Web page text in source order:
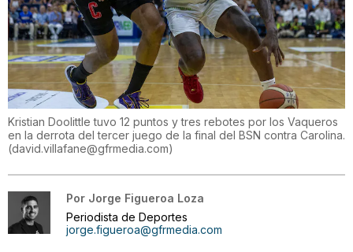
Kristian Doolittle tuvo 12 puntos y tres rebotes por los Vaqueros
en la derrota del tercer juego de la final del BSN contra Carolina.
(david.villafane@gfrmedia.com)
Por Jorge Figueroa Loza
Periodista de Deportes
jorge.figueroa@gfrmedia.com